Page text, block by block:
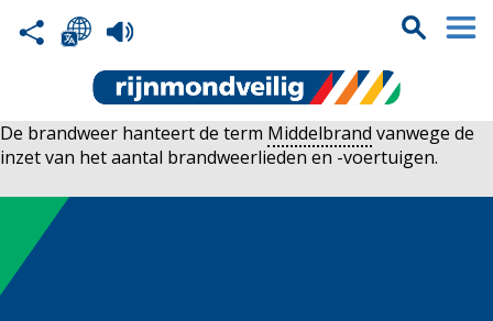
De brandweer hanteert de term Middelbrand vanwege de
inzet van het aantal brandweerlieden en -voertuigen.